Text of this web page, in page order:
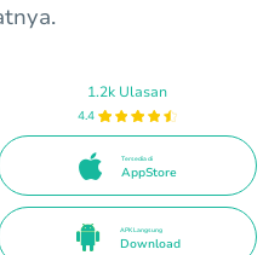
1.2k Ulasan
4.4
Tersedia di
AppStore
APK Langsung
Download